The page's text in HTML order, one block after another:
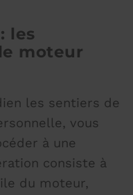
les
moteur
les sentiers de
vous
à une
consiste à
du moteur,